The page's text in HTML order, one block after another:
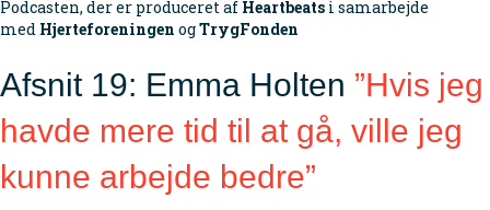
Podcasten, der er produceret af Heartbeats i samarbejde
med Hjerteforeningen ogTrygFonden
Afsnit 19: Emma Holten ”Hvis jeg
havde mere tid til at gå, ville jeg
kunne arbejde bedre”